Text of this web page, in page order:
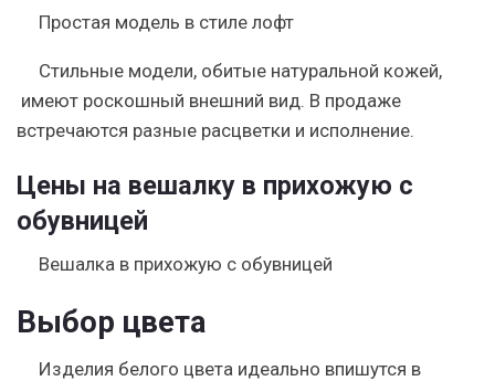
Простая модель в стиле лофт
Стильные модели, обитые натуральной кожей,
имеют роскошный внешний вид. В продаже
встречаются разные расцветки и исполнение.
Цены на вешалку в прихожую с
обувницей
Вешалка в прихожую с обувницей
Выбор цвета
Изделия белого цвета идеально впишутся в